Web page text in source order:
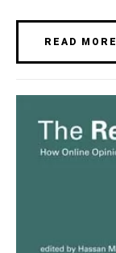
READ MORE